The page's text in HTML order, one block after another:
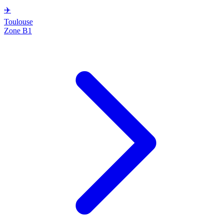
✈️
Toulouse
Zone B1